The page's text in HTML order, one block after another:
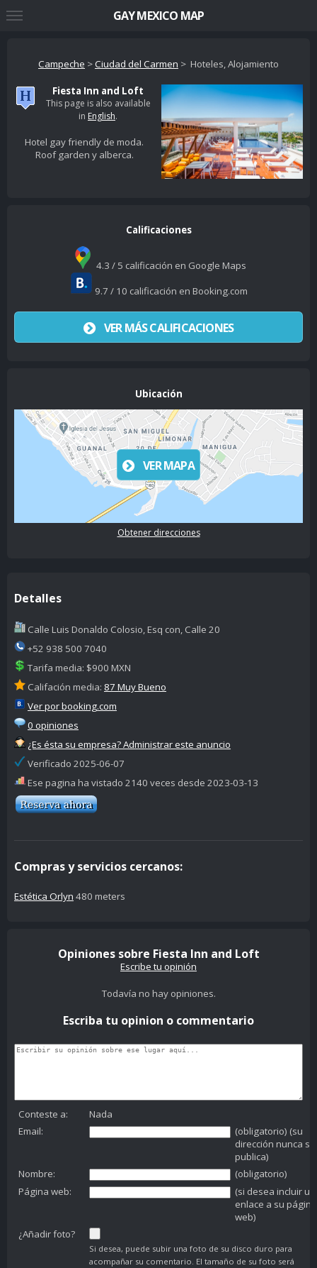
Campeche >Ciudad del Carmen > Hoteles, Alojamiento
Fiesta Inn and Loft
This page is also available
in English.
Hotel gay friendly de moda.
Roof garden y alberca.
Calificaciones
4.3 / 5 calificación en Google Maps
9.7 / 10 calificación en Booking.com
VER MÁS CALIFICACIONES
Ubicación
VER MAPA
Obtener direcciones
Detalles
Calle Luis Donaldo Colosio, Esq con, Calle 20
+52 938 500 7040
Tarifa media: $900 MXN
Califación media: 87 Muy Bueno
Ver por booking.com
0 opiniones
¿Es ésta su empresa? Administrar este anuncio
Verificado 2025-06-07
Ese pagina ha vistado 2140 veces desde 2023-03-13
Compras y servicios cercanos:
Estética Orlyn 480 meters
Opiniones sobre Fiesta Inn and Loft
Escribe tu opinión
Todavía no hay opiniones.
Escriba tu opinion o commentario
Conteste a:
Nada
Email:
(obligatorio) (su
dirección nunca se
publica)
Nombre:
(obligatorio)
Página web:
(si desea incluir un
enlace a su página
web)
¿Añadir foto?
Si desea, puede subir una foto de su disco duro para
acompañar su comentario. El tamaño de su foto será
GAY MEXICO MAP